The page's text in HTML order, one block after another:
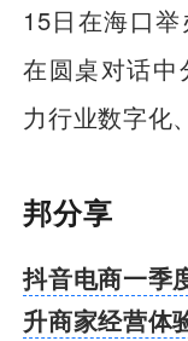
15日在海口
在圆桌对话
力行业数字化
邦分享
抖音电商一季
升商家经营体